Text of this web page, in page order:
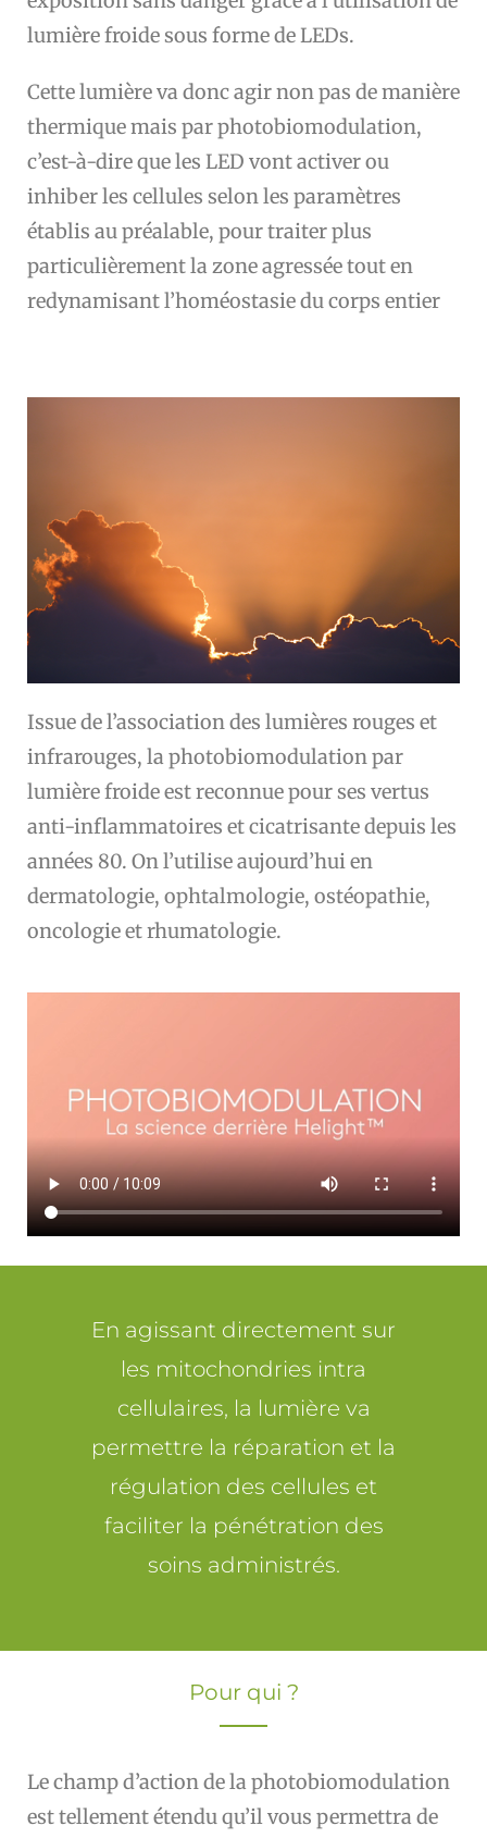
lumière froide sous forme de LEDs.
Cette lumière va donc agir non pas de manière
thermique mais par photobiomodulation,
c’est-à-dire que les LED vont activer ou
inhiber les cellules selon les paramètres
établis au préalable, pour traiter plus
particulièrement la zone agressée tout en
redynamisant l’homéostasie du corps entier
Issue de l’association des lumières rouges et
infrarouges, la photobiomodulation par
lumière froide est reconnue pour ses vertus
anti-inflammatoires et cicatrisante depuis les
années 80. On l’utilise aujourd’hui en
dermatologie, ophtalmologie, ostéopathie,
oncologie et rhumatologie.
En agissant directement sur
les mitochondries intra
cellulaires, la lumière va
permettre la réparation et la
régulation des cellules et
faciliter la pénétration des
soins administrés.
Pour qui ?
Le champ d’action de la photobiomodulation
est tellement étendu qu’il vous permettra de